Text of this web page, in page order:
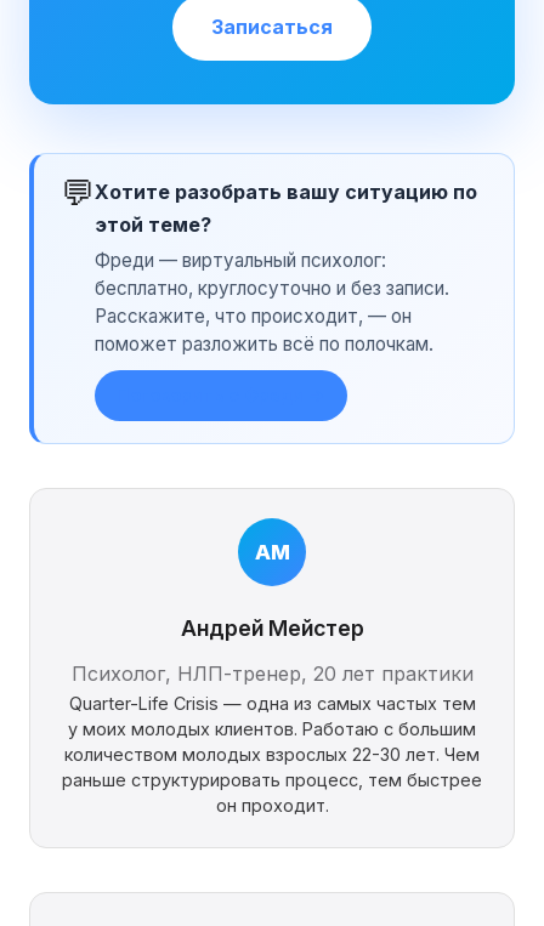
Записаться
💬Хотите разобрать вашу ситуацию по
этой теме?
Фреди — виртуальный психолог:
бесплатно, круглосуточно и без записи.
Расскажите, что происходит, — он
поможет разложить всё по полочкам.
АМ
Андрей Мейстер
Психолог, НЛП-тренер, 20 лет практики
Quarter-Life Crisis — одна из самых частых тем
у моих молодых клиентов. Работаю с большим
количеством молодых взрослых 22-30 лет. Чем
раньше структурировать процесс, тем быстрее
он проходит.